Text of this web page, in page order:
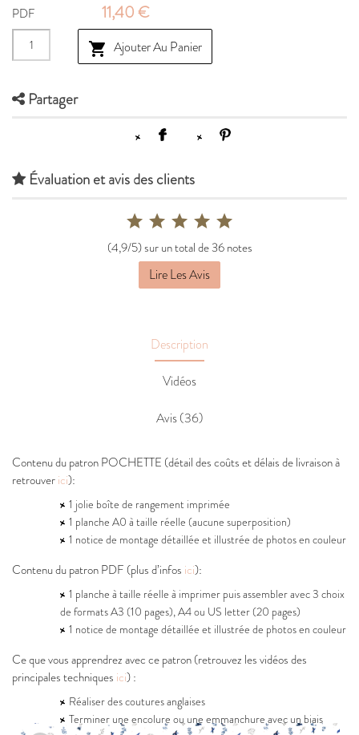
PDF 11,40 €
 Ajouter Au Panier
Partager
Évaluation et avis des clients
(4,9/5) sur un total de 36 notes
Lire Les Avis
Description
Vidéos
Avis (36)
Contenu du patron POCHETTE (détail des coûts et délais de livraison à
retrouverici):
1 jolie boîte de rangement imprimée
1 planche A0 à taille réelle (aucune superposition)
1 notice de montage détaillée et illustrée de photos en couleur
Contenu du patron PDF (plus d’infos ici):
1 planche à taille réelle à imprimer puis assembler avec 3 choix
de formats A3 (10 pages), A4 ou US letter (20 pages)
1 notice de montage détaillée et illustrée de photos en couleur
Ce que vous apprendrez avec ce patron (retrouvez les vidéos des
principales techniques ici) :
Réaliser des coutures anglaises
Terminer une encolure ou une emmanchure avec un biais